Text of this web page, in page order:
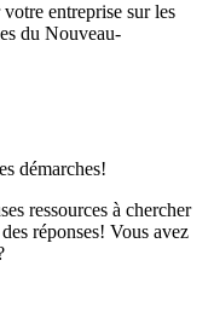
entreprise sur les
du Nouveau-
démarches!
ressources à chercher
réponses! Vous avez